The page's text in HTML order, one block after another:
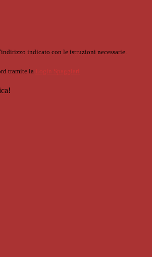
indicato con le istruzioni necessarie.
tramite la Login Spaggiari